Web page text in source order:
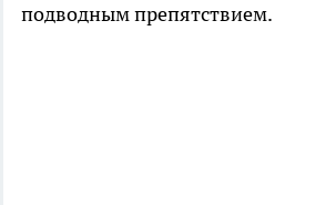
подводным препятствием.